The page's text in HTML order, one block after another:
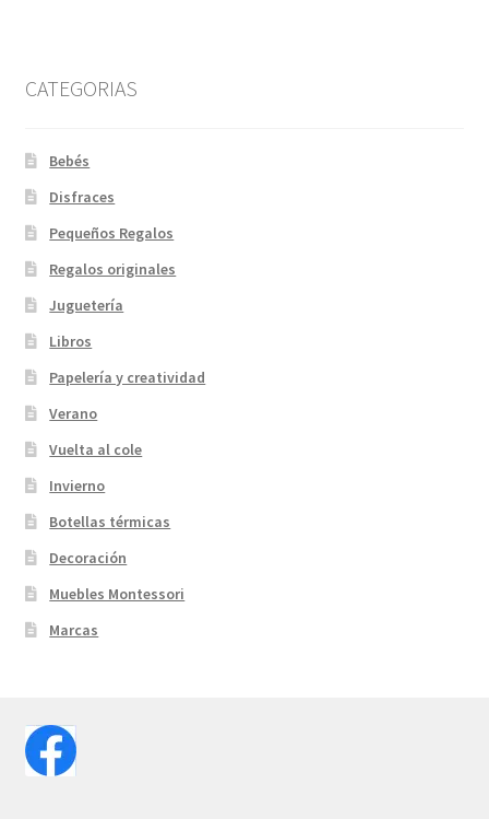
CATEGORIAS
Bebés
Disfraces
Pequeños Regalos
Regalos originales
Juguetería
Libros
Papelería y creatividad
Verano
Vuelta al cole
Invierno
Botellas térmicas
Decoración
Muebles Montessori
Marcas